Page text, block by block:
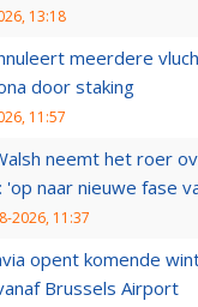
13:18
meerdere
door staking
11:57
neemt het roer
'op naar nieuwe fase
2026, 11:37
opent komende
Brussels Airport